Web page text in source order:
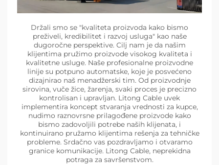
Držali smo se "kvaliteta proizvoda kako bismo
preživeli, kredibilitet i razvoj usluga" kao naše
dugoročne perspektive. Cilj nam je da našim
klijentima pružimo proizvode visokog kvaliteta i
kvalitetne usluge. Naše profesionalne proizvodne
linije su potpuno automatske, koje je posvećeno
dizajnirao naš menadžerski tim. Od proizvodnje
sirovina, vuče žice, žarenja, svaki proces je precizno
kontrolisan i upravljan. Litong Cable uvek
implementira koncept stvaranja vrednosti za kupce,
nudimo raznovrsne prilagođene proizvode kako
bismo zadovoljili potrebe naših klijenata, i
kontinuirano pružamo klijentima rešenja za tehničke
probleme. Srdačno vas pozdravljamo i otvaramo
granice komunikacije. Litong Cable, neprekidna
potraga za savršenstvom.